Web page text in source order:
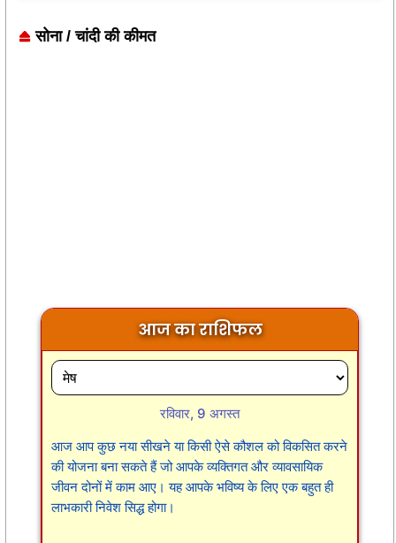
सोना / चांदी की कीमत
आज का राशिफल
रविवार, 9 अगस्त
आज आप कुछ नया सीखने या किसी ऐसे कौशल को विकसित करने
की योजना बना सकते हैं जो आपके व्यक्तिगत और व्यावसायिक
जीवन दोनों में काम आए। यह आपके भविष्य के लिए एक बहुत ही
लाभकारी निवेश सिद्ध होगा।